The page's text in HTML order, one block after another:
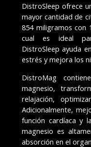
DistroSleep ofrece
mayor cantidad de
854 miligramos con
cual es ideal
DistroSleep ayuda
estrés y mejora los
DistroMag
magnesio,
relajación,
Adicionalmente,
función cardíaca y
magnesio es
absorción en el